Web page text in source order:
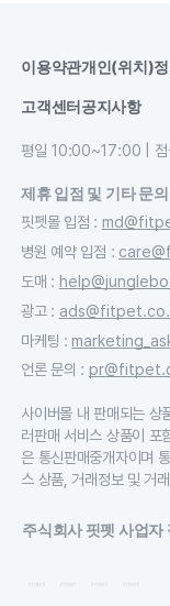
이용약관개인(위치)
고객센터공지사항
평일 10:00~17:00 |
제휴 입점 및 기타 문의
핏펫몰 입점 :
병원 예약 입점 :
도매 :
광고:
마케팅 :
언론 문의 :
사이버몰 내 판매되는 상
러판매 서비스 상품이 포
은 통신판매중개자이며
스 상품, 거래정보 및 거
주식회사 핏펫 사업자